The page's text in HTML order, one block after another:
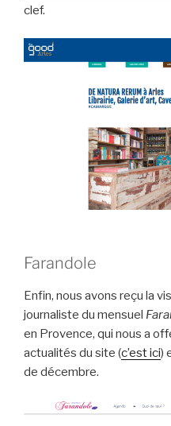
clef.
Farandole
Enfin, nous avons reçu la
journaliste du mensuel
en Provence, qui nous a
actualités du site (c’est ici)
de décembre.